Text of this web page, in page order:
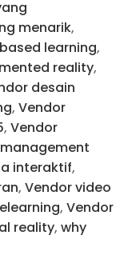
menarik,
learning,
reality,
desain
, Vendor
, Vendor
interaktif,
, Vendor video
, Vendor
reality, why